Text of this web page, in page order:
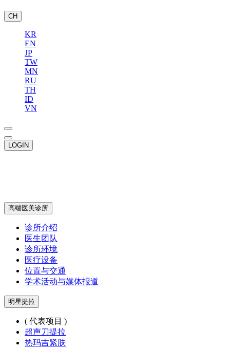
CH
KR
EN
JP
TW
MN
RU
TH
ID
VN
LOGIN
高端医美诊所
诊所介绍
医生团队
诊所环境
医疗设备
位置与交通
学术活动与媒体报道
明星提拉
( 代表项目 )
超声刀提拉
热玛吉紧肤